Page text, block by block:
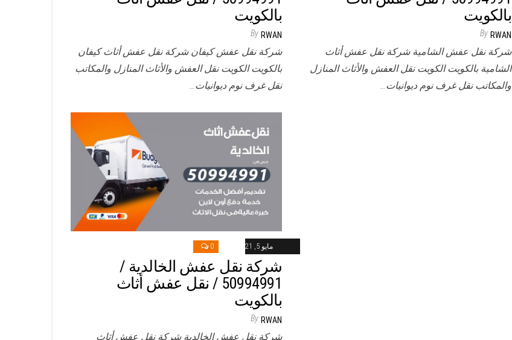
بالكويت
By RWAN
شركة نقل عفش كيفان شركة نقل عفش أثاث كيفان
بالكويت الكويت نقل العفش والأثاث المنازل والمكاتب
نقل غرف نوم ديوانيات…
بالكويت
By RWAN
شركة نقل عفش الشامية شركة نقل عفش أثاث
الشامية بالكويت الكويت نقل العفش والأثاث المنازل
والمكاتب نقل غرف نوم ديوانيات…
مايو 5, 2021 0
شركة نقل عفش الخالدية /
50994991 / نقل عفش أثاث
بالكويت
By RWAN
شركة نقل عفش الخالدية شركة نقل عفش أثاث